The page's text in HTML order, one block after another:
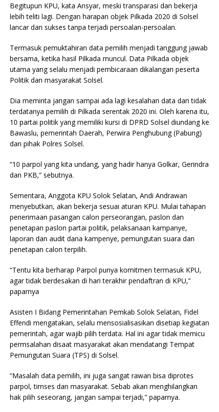
Begitupun KPU, kata Ansyar, meski transparasi dan bekerja
lebih teliti lagi. Dengan harapan objek Pilkada 2020 di Solsel
lancar dan sukses tanpa terjadi persoalan-persoalan.
Termasuk pemuktahiran data pemilih menjadi tanggung jawab
bersama, ketika hasil Pilkada muncul. Data Pilkada objek
utama yang selalu menjadi pembicaraan dikalangan peserta
Politik dan masyarakat Solsel.
Dia meminta jangan sampai ada lagi kesalahan data dan tidak
terdatanya pemilih di Pilkada serentak 2020 ini. Oleh karena itu,
10 partai politik yang memiliki kursi di DPRD Solsel diundang ke
Bawaslu, pemerintah Daerah, Perwira Penghubung (Pabung)
dan pihak Polres Solsel.
“10 parpol yang kita undang, yang hadir hanya Golkar, Gerindra
dan PKB,” sebutnya.
Sementara, Anggota KPU Solok Selatan, Andi Andrawan
menyebutkan, akan bekerja sesuai aturan KPU. Mulai tahapan
penerimaan pasangan calon perseorangan, paslon dan
penetapan paslon partai politik, pelaksanaan kampanye,
laporan dan audit dana kampenye, pemungutan suara dan
penetapan calon terpilih.
“Tentu kita berharap Parpol punya komitmen termasuk KPU,
agar tidak berdesakan di hari terakhir pendaftran di KPU,”
paparnya
Asisten I Bidang Pemerintahan Pemkab Solok Selatan, Fidel
Effendi mengatakan, selalu mensosialisasikan disetiap kegiatan
pemerintah, agar wajib pilih terdata. Hal ini agar tidak memicu
permsalahan disaat masyarakat akan mendatangi Tempat
Pemungutan Suara (TPS) di Solsel.
“Masalah data pemilih, ini juga sangat rawan bisa diprotes
parpol, timses dan masyarakat. Sebab akan menghilangkan
hak pilih seseorang, jangan sampai terjadi,” paparnya.